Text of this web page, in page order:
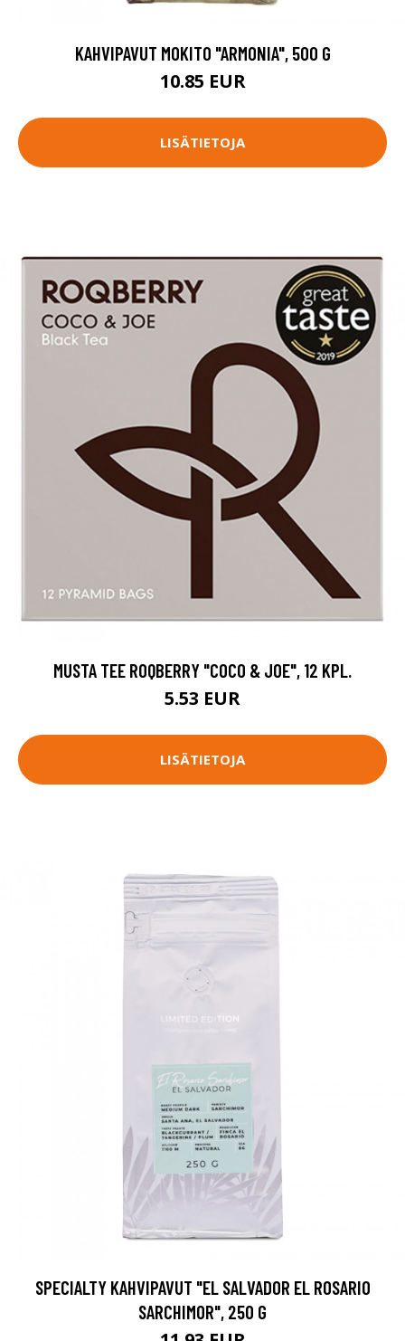
KAHVIPAVUT MOKITO "ARMONIA", 500 G
10.85 EUR
LISÄTIETOJA
MUSTA TEE ROQBERRY "COCO & JOE", 12 KPL.
5.53 EUR
LISÄTIETOJA
SPECIALTY KAHVIPAVUT "EL SALVADOR EL ROSARIO
SARCHIMOR", 250 G